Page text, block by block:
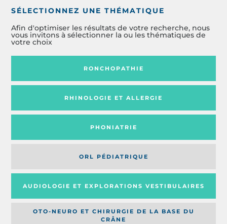
SÉLECTIONNEZ UNE THÉMATIQUE
Afin d'optimiser les résultats de votre recherche, nous
vous invitons à sélectionner la ou les thématiques de
votre choix
RONCHOPATHIE
RHINOLOGIE ET ALLERGIE
PHONIATRIE
ORL PÉDIATRIQUE
AUDIOLOGIE ET EXPLORATIONS VESTIBULAIRES
OTO-NEURO ET CHIRURGIE DE LA BASE DU
CRÂNE